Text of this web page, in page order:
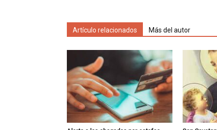
Artículo relacionados Más del autor